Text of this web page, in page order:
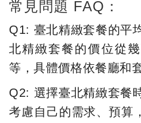
常見問題 FAQ：
Q1: 臺北精緻套餐的平
北精緻套餐的價位從
等，具體價格依餐廳和
Q2: 選擇臺北精緻套餐
考慮自己的需求、預算